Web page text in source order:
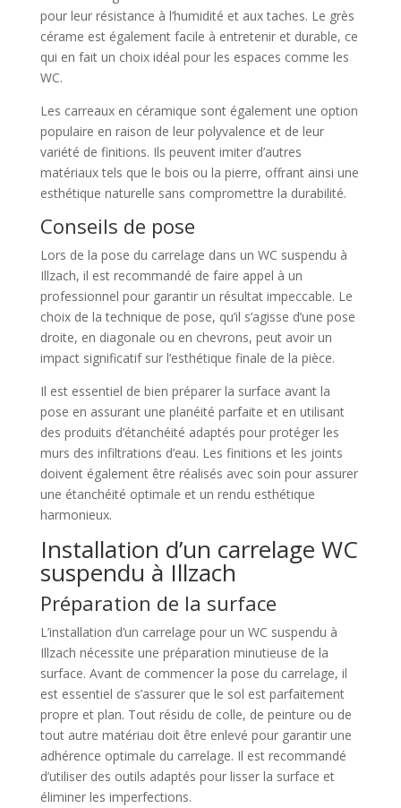
pour leur résistance à l’humidité et aux taches. Le grès
cérame est également facile à entretenir et durable, ce
qui en fait un choix idéal pour les espaces comme les
WC.
Les carreaux en céramique sont également une option
populaire en raison de leur polyvalence et de leur
variété de finitions. Ils peuvent imiter d’autres
matériaux tels que le bois ou la pierre, offrant ainsi une
esthétique naturelle sans compromettre la durabilité.
Conseils de pose
Lors de la pose du carrelage dans un WC suspendu à
Illzach, il est recommandé de faire appel à un
professionnel pour garantir un résultat impeccable. Le
choix de la technique de pose, qu’il s’agisse d’une pose
droite, en diagonale ou en chevrons, peut avoir un
impact significatif sur l’esthétique finale de la pièce.
Il est essentiel de bien préparer la surface avant la
pose en assurant une planéité parfaite et en utilisant
des produits d’étanchéité adaptés pour protéger les
murs des infiltrations d’eau. Les finitions et les joints
doivent également être réalisés avec soin pour assurer
une étanchéité optimale et un rendu esthétique
harmonieux.
Installation d’un carrelage WC
suspendu à Illzach
Préparation de la surface
L’installation d’un carrelage pour un WC suspendu à
Illzach nécessite une préparation minutieuse de la
surface. Avant de commencer la pose du carrelage, il
est essentiel de s’assurer que le sol est parfaitement
propre et plan. Tout résidu de colle, de peinture ou de
tout autre matériau doit être enlevé pour garantir une
adhérence optimale du carrelage. Il est recommandé
d’utiliser des outils adaptés pour lisser la surface et
éliminer les imperfections.